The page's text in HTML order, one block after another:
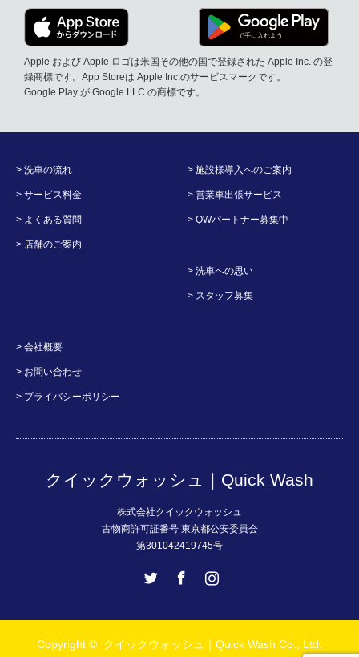
Apple および Apple ロゴは米国その他の国で登録された Apple Inc. の登
録商標です。App Storeは Apple Inc.のサービスマークです。
Google Play が Google LLC の商標です。
> 洗車の流れ
> サービス料金
> よくある質問
> 店舗のご案内
> 施設様導入へのご案内
> 営業車出張サービス
> QWパートナー募集中
> 洗車への思い
> スタッフ募集
> 会社概要
> お問い合わせ
> プライバシーポリシー
クイックウォッシュ｜Quick Wash
株式会社クイックウォッシュ
古物商許可証番号 東京都公安委員会
第301042419745号
Copyright © クイックウォッシュ｜Quick Wash Co., Ltd.